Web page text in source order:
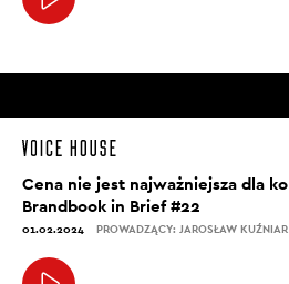
Cena nie jest najważniejsza dla
Brandbook in Brief #22
01.02.2024 PROWADZĄCY: JAROSŁAW KUŹNIAR